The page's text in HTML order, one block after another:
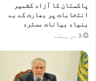
پاکستان کا آزاد کشمیر
انتخابات پر بھارت کے بے
بنیاد بیانات مسترد
3 دن پہلے